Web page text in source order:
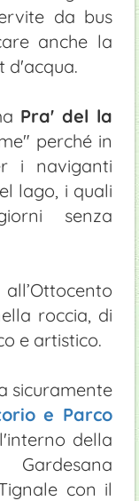
da bus
anche la
d'acqua.
Pra' del la
perché in
i naviganti
lago, i quali
senza
roccia, di
e artistico.
sicuramente
e Parco
della
con il